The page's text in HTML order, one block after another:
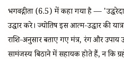
भगवद्गीता (6.5) में कहा गया है —
उद्धार करे। ज्योतिष इस आत्म-उद्धार की
राशि-अनुसार बताए गए मंत्र, रंग और उपाय
सामंजस्य बिठाने में सहायक होते हैं, न कि